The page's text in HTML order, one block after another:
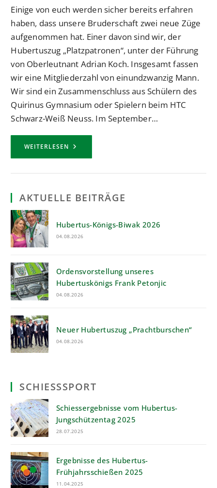
Einige von euch werden sicher bereits erfahren
haben, dass unsere Bruderschaft zwei neue Züge
aufgenommen hat. Einer davon sind wir, der
Hubertuszug „Platzpatronen“, unter der Führung
von Oberleutnant Adrian Koch. Insgesamt fassen
wir eine Mitgliederzahl von einundzwanzig Mann.
Wir sind ein Zusammenschluss aus Schülern des
Quirinus Gymnasium oder Spielern beim HTC
Schwarz-Weiß Neuss. Im September…
WEITERLESEN VORSTELLUNG
NEUEN
„PLATZPATRONEN“
AKTUELLE BEITRÄGE
Hubertus-Königs-Biwak 2026
04.08.2026
Ordensvorstellung unseres
Hubertuskönigs Frank Petonjic
04.08.2026
Neuer Hubertuszug „Prachtburschen“
04.08.2026
SCHIESSSPORT
Schiessergebnisse vom Hubertus-
Jungschützentag 2025
28.07.2025
Ergebnisse des Hubertus-
Frühjahrsschießen 2025
11.04.2025